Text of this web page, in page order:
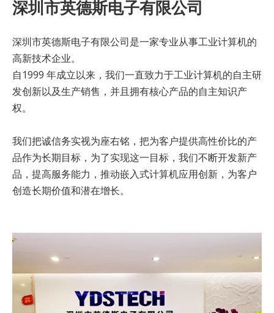
深圳市英德斯电子有限公司
深圳市英德斯电子有限公司是一家专业从事工业计算机的
高新技术企业。
自1999 年成立以来，我们一直致力于工业计算机的自主研
发创新以及生产销售，并且拥有核心产品的自主知识产
权。
我们把诚信务实视为座右铭，把为客户提供高性价比的产
品作为长期目标，为了实现这一目标，我们不断开发新产
品，提高服务能力，推动嵌入式计算机应用创新，为客户
创造长期价值和潜在增长。